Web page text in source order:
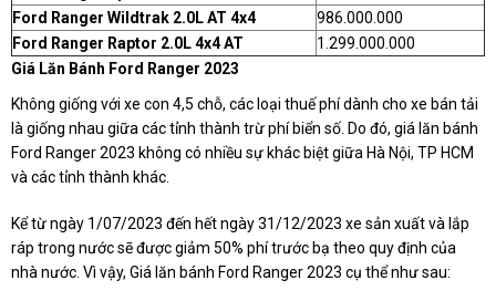
Ford Ranger Wildtrak 2.0L AT 4x4
986.000.000
Ford Ranger Raptor 2.0L 4x4 AT
1.299.000.000
Giá Lăn Bánh Ford Ranger 2023
Không giống với xe con 4,5 chỗ, các loại thuế phí dành cho xe bán tải
là giống nhau giữa các tỉnh thành trừ phí biển số. Do đó, giá lăn bánh
Ford Ranger 2023 không có nhiều sự khác biệt giữa Hà Nội, TP HCM
và các tỉnh thành khác.
Kể từ ngày 1/07/2023 đến hết ngày 31/12/2023 xe sản xuất và lắp
ráp trong nước sẽ được giảm 50% phí trước bạ theo quy định của
nhà nước. Vì vậy, Giá lăn bánh Ford Ranger 2023 cụ thể như sau: